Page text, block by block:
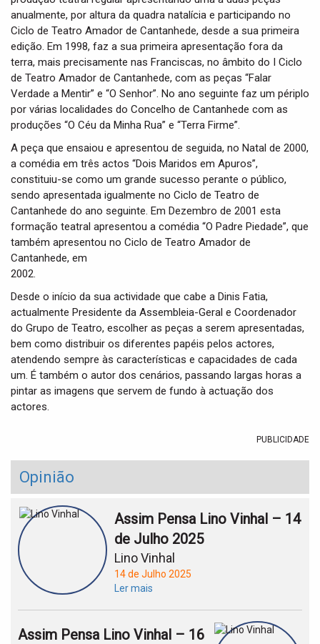
anualmente, por altura da quadra natalícia e participando no
Ciclo de Teatro Amador de Cantanhede, desde a sua primeira
edição. Em 1998, faz a sua primeira apresentação fora da
terra, mais precisamente nas Franciscas, no âmbito do I Ciclo
de Teatro Amador de Cantanhede, com as peças “Falar
Verdade a Mentir” e “O Senhor”. No ano seguinte faz um périplo
por várias localidades do Concelho de Cantanhede com as
produções “O Céu da Minha Rua” e “Terra Firme”.
A peça que ensaiou e apresentou de seguida, no Natal de 2000,
a comédia em três actos “Dois Maridos em Apuros”,
constituiu-se como um grande sucesso perante o público,
sendo apresentada igualmente no Ciclo de Teatro de
Cantanhede do ano seguinte. Em Dezembro de 2001 esta
formação teatral apresentou a comédia “O Padre Piedade”, que
também apresentou no Ciclo de Teatro Amador de
Cantanhede, em
2002.
Desde o início da sua actividade que cabe a Dinis Fatia,
actualmente Presidente da Assembleia-Geral e Coordenador
do Grupo de Teatro, escolher as peças a serem apresentadas,
bem como distribuir os diferentes papéis pelos actores,
atendendo sempre às características e capacidades de cada
um. É também o autor dos cenários, passando largas horas a
pintar as imagens que servem de fundo à actuação dos
actores.
PUBLICIDADE
Opinião
Assim Pensa Lino Vinhal – 14
de Julho 2025
Lino Vinhal
14 de Julho 2025
Ler mais
Assim Pensa Lino Vinhal – 16